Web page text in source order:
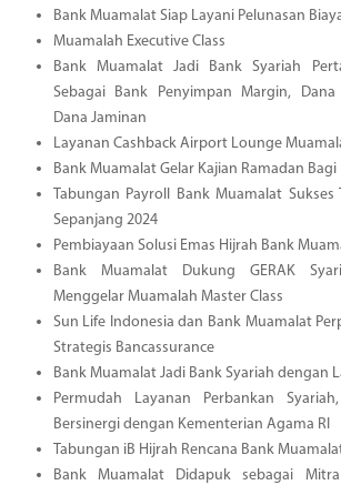
Bank Muamalat Siap Layani Pelunasan
Muamalah Executive Class
Bank Muamalat Jadi Bank Syariah
Sebagai Bank Penyimpan Margin,
Dana Jaminan
Layanan Cashback Airport Lounge
Bank Muamalat Gelar Kajian Ramadan
Tabungan Payroll Bank Muamalat
Sepanjang 2024
Pembiayaan Solusi Emas Hijrah Bank
Bank Muamalat Dukung GERAK
Menggelar Muamalah Master Class
Sun Life Indonesia dan Bank Muamalat
Strategis Bancassurance
Bank Muamalat Jadi Bank Syariah dengan
Permudah Layanan Perbankan
Bersinergi dengan Kementerian Agama RI
Tabungan iB Hijrah Rencana Bank
Bank Muamalat Didapuk sebagai